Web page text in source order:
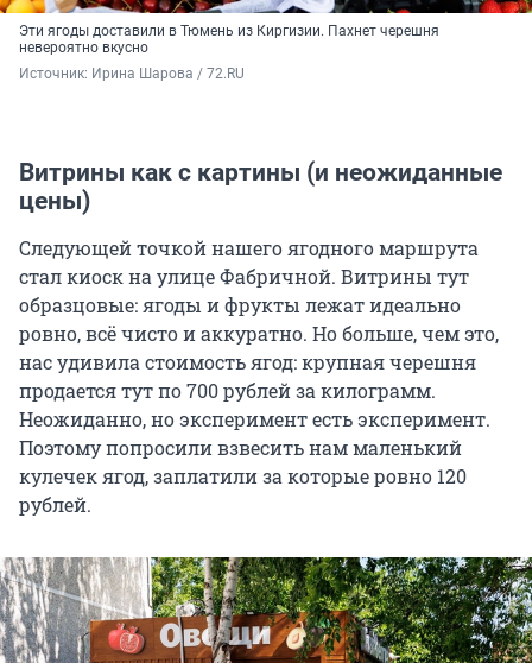
Эти ягоды доставили в Тюмень из Киргизии. Пахнет черешня
невероятно вкусно
Источник: Ирина Шарова / 72.RU
Витрины как с картины (и неожиданные
цены)
Следующей точкой нашего ягодного маршрута
стал киоск на улице Фабричной. Витрины тут
образцовые: ягоды и фрукты лежат идеально
ровно, всё чисто и аккуратно. Но больше, чем это,
нас удивила стоимость ягод: крупная черешня
продается тут по 700 рублей за килограмм.
Неожиданно, но эксперимент есть эксперимент.
Поэтому попросили взвесить нам маленький
кулечек ягод, заплатили за которые ровно 120
рублей.